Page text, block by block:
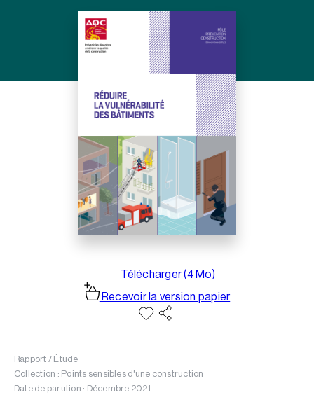
Télécharger (4 Mo)
Recevoir la version papier
Rapport / Étude
Collection : Points sensibles d'une construction
Date de parution : Décembre 2021